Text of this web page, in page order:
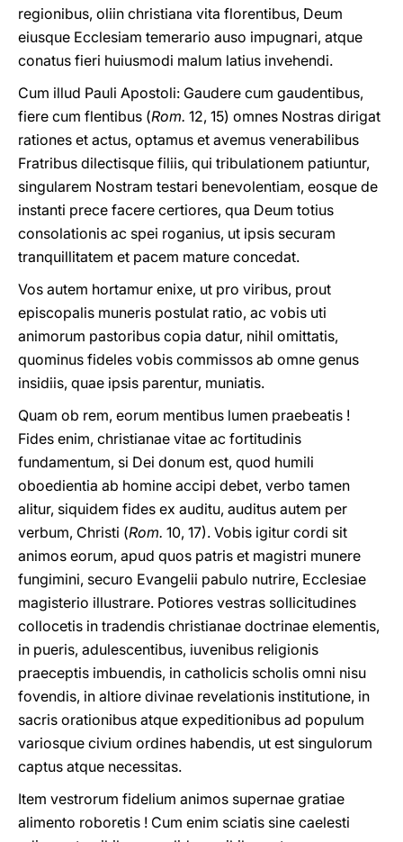
regionibus, oliin christiana vita florentibus, Deum
eiusque Ecclesiam temerario auso impugnari, atque
conatus fieri huiusmodi malum latius invehendi.
Cum illud Pauli Apostoli: Gaudere cum gaudentibus,
fiere cum flentibus (Rom. 12, 15) omnes Nostras dirigat
rationes et actus, optamus et avemus venerabilibus
Fratribus dilectisque filiis, qui tribulationem patiuntur,
singularem Nostram testari benevolentiam, eosque de
instanti prece facere certiores, qua Deum totius
consolationis ac spei roganius, ut ipsis securam
tranquillitatem et pacem mature concedat.
Vos autem hortamur enixe, ut pro viribus, prout
episcopalis muneris postulat ratio, ac vobis uti
animorum pastoribus copia datur, nihil omittatis,
quominus fideles vobis commissos ab omne genus
insidiis, quae ipsis parentur, muniatis.
Quam ob rem, eorum mentibus lumen praebeatis !
Fides enim, christianae vitae ac fortitudinis
fundamentum, si Dei donum est, quod humili
oboedientia ab homine accipi debet, verbo tamen
alitur, siquidem fides ex auditu, auditus autem per
verbum, Christi (Rom. 10, 17). Vobis igitur cordi sit
animos eorum, apud quos patris et magistri munere
fungimini, securo Evangelii pabulo nutrire, Ecclesiae
magisterio illustrare. Potiores vestras sollicitudines
collocetis in tradendis christianae doctrinae elementis,
in pueris, adulescentibus, iuvenibus religionis
praeceptis imbuendis, in catholicis scholis omni nisu
fovendis, in altiore divinae revelationis institutione, in
sacris orationibus atque expeditionibus ad populum
variosque civium ordines habendis, ut est singulorum
captus atque necessitas.
Item vestrorum fidelium animos supernae gratiae
alimento roboretis ! Cum enim sciatis sine caelesti